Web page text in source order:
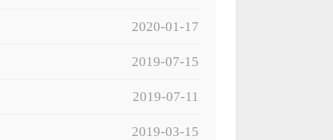
2020-01-17
2019-07-15
2019-07-11
2019-03-15